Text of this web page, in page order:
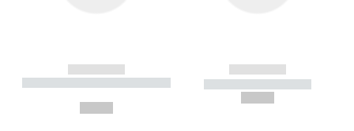
------------
----------- ----------- --------
------------
----------- -----------